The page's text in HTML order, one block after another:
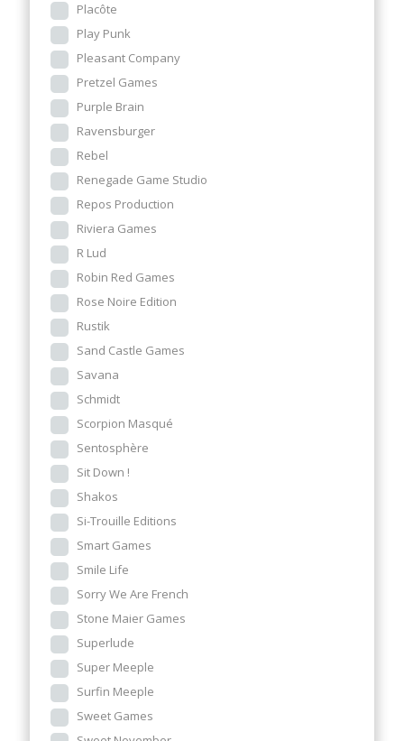
Placôte
Play Punk
Pleasant Company
Pretzel Games
Purple Brain
Ravensburger
Rebel
Renegade Game Studio
Repos Production
Riviera Games
R Lud
Robin Red Games
Rose Noire Edition
Rustik
Sand Castle Games
Savana
Schmidt
Scorpion Masqué
Sentosphère
Sit Down !
Shakos
Si-Trouille Editions
Smart Games
Smile Life
Sorry We Are French
Stone Maier Games
Superlude
Super Meeple
Surfin Meeple
Sweet Games